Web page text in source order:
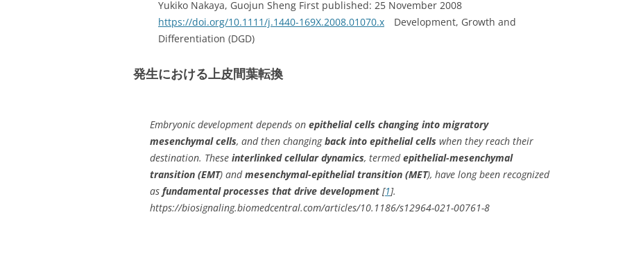
Yukiko Nakaya, Guojun Sheng First published: 25 November 2008
https://doi.org/10.1111/j.1440-169X.2008.01070.x Development, Growth and
Differentiation (DGD)
発生における上皮間葉転換
Embryonic development depends on epithelial cells changing into migratory
mesenchymal cells, and then changingback into epithelial cells when they reach their
destination. These interlinked cellular dynamics, termedepithelial-mesenchymal
transition (EMT) andmesenchymal-epithelial transition (MET), have long been recognized
as fundamental processes that drive development [1].
https://biosignaling.biomedcentral.com/articles/10.1186/s12964-021-00761-8